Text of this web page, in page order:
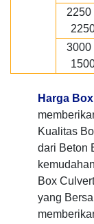
2250
3000
Harga
Kualitas
dari Beton
Box
yang